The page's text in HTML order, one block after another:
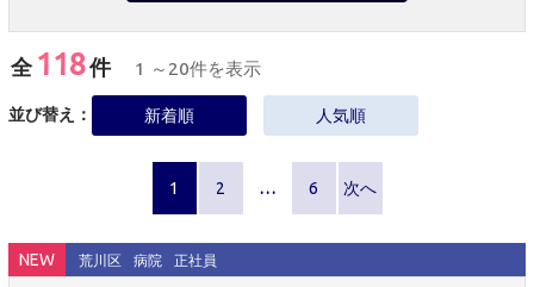
全 118件 1 ～20件を表示
並び替え： 新着順 人気順
1 2 … 6 次へ
NEW 荒川区 病院 正社員